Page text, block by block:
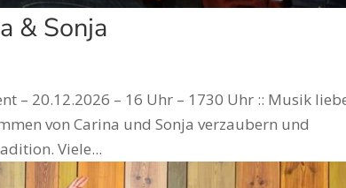
& Sonja
– 20.12.2026 – 16 Uhr – 1730 Uhr :: Musik
von Carina und Sonja verzaubern und
Viele...